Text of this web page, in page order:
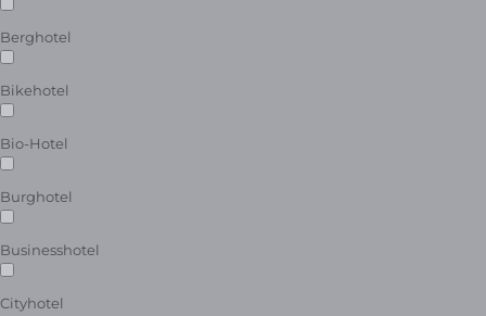
Berghotel
Bikehotel
Bio-Hotel
Burghotel
Businesshotel
Cityhotel